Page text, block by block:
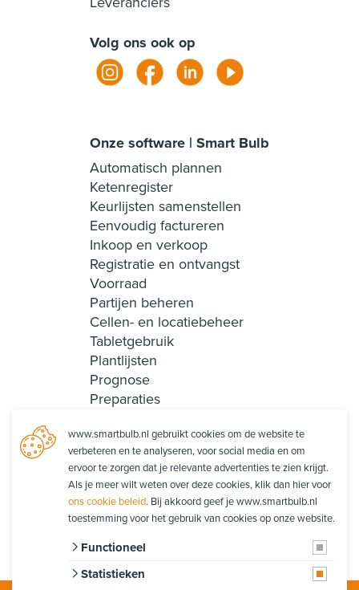
Volg ons ook op
Onze software | Smart Bulb
Automatisch plannen
Ketenregister
Keurlijsten samenstellen
Eenvoudig factureren
Inkoop en verkoop
Registratie en ontvangst
Voorraad
Partijen beheren
Cellen- en locatiebeheer
Tabletgebruik
Plantlijsten
Prognose
Preparaties
Smart Login
Rapportages
Productie
Orderpicken
Orderpacken
www.smartbulb.nl gebruikt cookies om de website te
verbeteren en te analyseren, voor social media en om
ervoor te zorgen dat je relevante advertenties te zien krijgt.
Als je meer wilt weten over deze cookies, klik dan hier voor
ons cookie beleid. Bij akkoord geef je www.smartbulb.nl
toestemming voor het gebruik van cookies op onze website.
Functioneel
Statistieken